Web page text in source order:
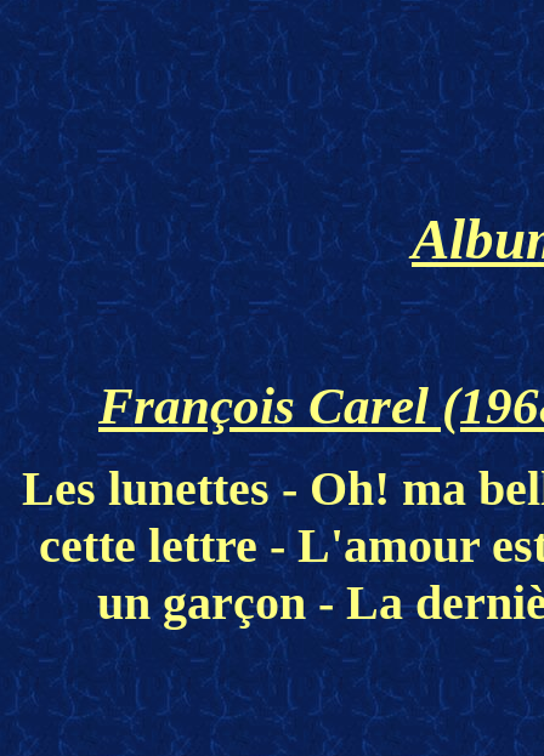
François Carel
Les lunettes - Oh! ma
cette lettre - L'amour
un garçon - La